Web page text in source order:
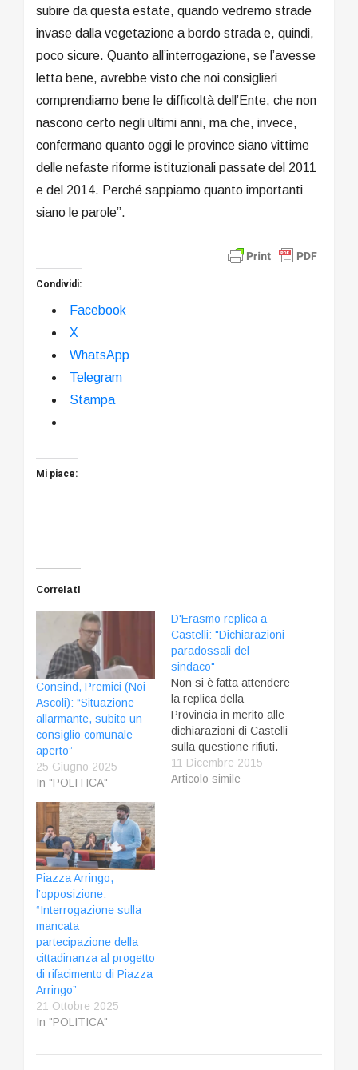
subire da questa estate, quando vedremo strade
invase dalla vegetazione a bordo strada e, quindi,
poco sicure. Quanto all’interrogazione, se l’avesse
letta bene, avrebbe visto che noi consiglieri
comprendiamo bene le difficoltà dell’Ente, che non
nascono certo negli ultimi anni, ma che, invece,
confermano quanto oggi le province siano vittime
delle nefaste riforme istituzionali passate del 2011
e del 2014. Perché sappiamo quanto importanti
siano le parole”.
Condividi:
Facebook
X
WhatsApp
Telegram
Stampa
Mi piace:
Correlati
Consind, Premici (Noi
Ascoli): “Situazione
allarmante, subito un
consiglio comunale
aperto”
25 Giugno 2025
In "POLITICA"
D'Erasmo replica a
Castelli: "Dichiarazioni
paradossali del
sindaco"
Non si è fatta attendere
la replica della
Provincia in merito alle
dichiarazioni di Castelli
sulla questione rifiuti.
LA NOTA - In merito ai
ricorsi al Tar inoltrati
11 Dicembre 2015
Articolo simile
Piazza Arringo,
l’opposizione:
“Interrogazione sulla
mancata
partecipazione della
cittadinanza al progetto
di rifacimento di Piazza
Arringo”
21 Ottobre 2025
In "POLITICA"